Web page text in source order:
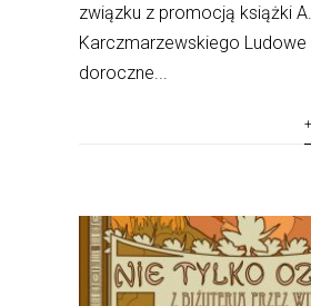
związku z promocją książki A.
Karczmarzewskiego Ludowe
doroczne...